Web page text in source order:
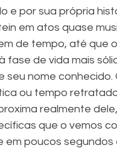
e por sua própria
em atos quase
de tempo, até que
fase de vida mais
seu nome
ou tempo
realmente
que o vemos
em poucos